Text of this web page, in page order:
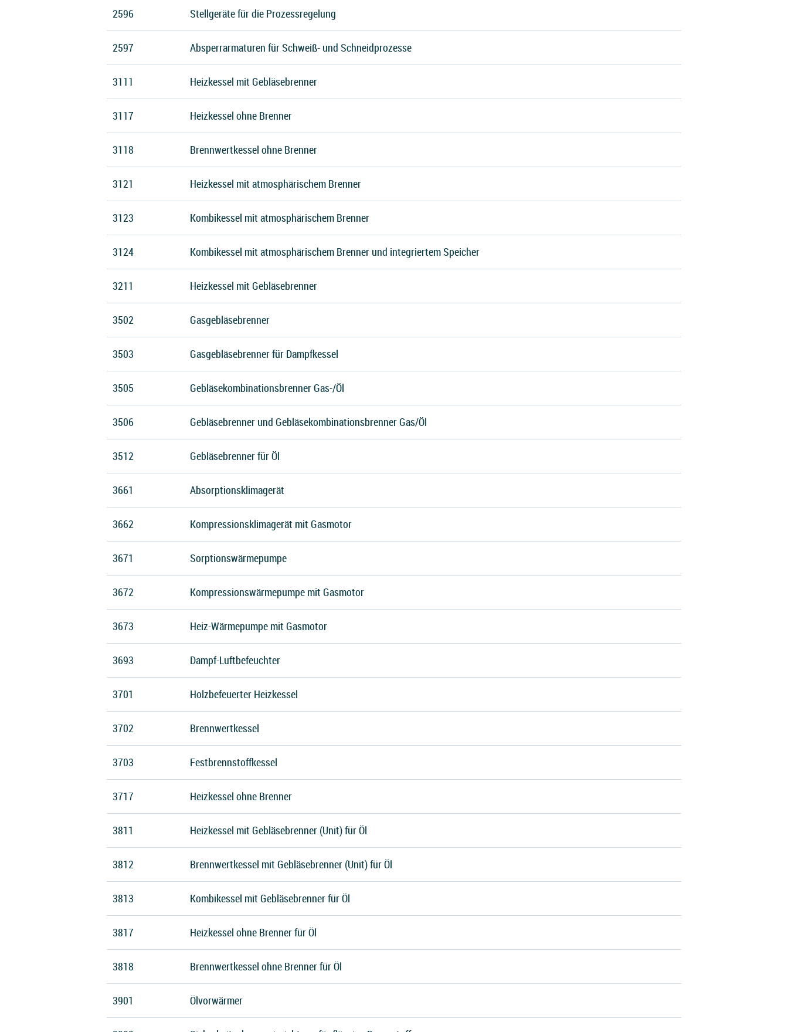
2596 Stellgeräte für die Prozessregelung
2597 Absperrarmaturen für Schweiß- und Schneidprozesse
3111 Heizkessel mit Gebläsebrenner
3117 Heizkessel ohne Brenner
3118 Brennwertkessel ohne Brenner
3121 Heizkessel mit atmosphärischem Brenner
3123 Kombikessel mit atmosphärischem Brenner
3124 Kombikessel mit atmosphärischem Brenner und integriertem Speicher
3211 Heizkessel mit Gebläsebrenner
3502 Gasgebläsebrenner
3503 Gasgebläsebrenner für Dampfkessel
3505 Gebläsekombinationsbrenner Gas-/Öl
3506 Gebläsebrenner und Gebläsekombinationsbrenner Gas/Öl
3512 Gebläsebrenner für Öl
3661 Absorptionsklimagerät
3662 Kompressionsklimagerät mit Gasmotor
3671 Sorptionswärmepumpe
3672 Kompressionswärmepumpe mit Gasmotor
3673 Heiz-Wärmepumpe mit Gasmotor
3693 Dampf-Luftbefeuchter
3701 Holzbefeuerter Heizkessel
3702 Brennwertkessel
3703 Festbrennstoffkessel
3717 Heizkessel ohne Brenner
3811 Heizkessel mit Gebläsebrenner (Unit) für Öl
3812 Brennwertkessel mit Gebläsebrenner (Unit) für Öl
3813 Kombikessel mit Gebläsebrenner für Öl
3817 Heizkessel ohne Brenner für Öl
3818 Brennwertkessel ohne Brenner für Öl
3901 Ölvorwärmer